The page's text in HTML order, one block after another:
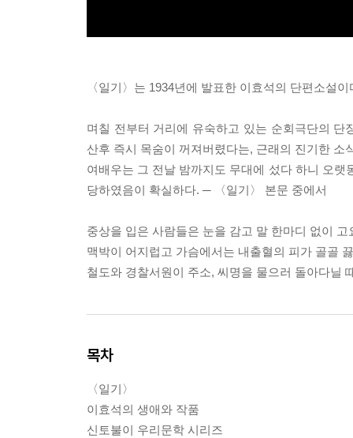
〈일기〉는 1934년에 발표한 이효석의 단편소설이
며칠 전부터 거리에 유숙하고 있는 순회극단의
산후 즉시 목숨이 꺼져버렸다는, 근래의 진기한
여배우는 그 전날 밤까지도 무대에 섰다 하니 오
당하였음이 확실하다. ─ 〈일기〉 본문 중에서
중상을 입은 사람들은 눈을 감고 말 한마디 없이
맥박이 어지럽고 가슴에서는 내출혈의 피가 골골
철도와 경찰서원이 주소, 씨명을 물으러 돌아다닐
목차
〈일기〉
이효석의 생애와 작품
신토불이 우리문학 시리즈